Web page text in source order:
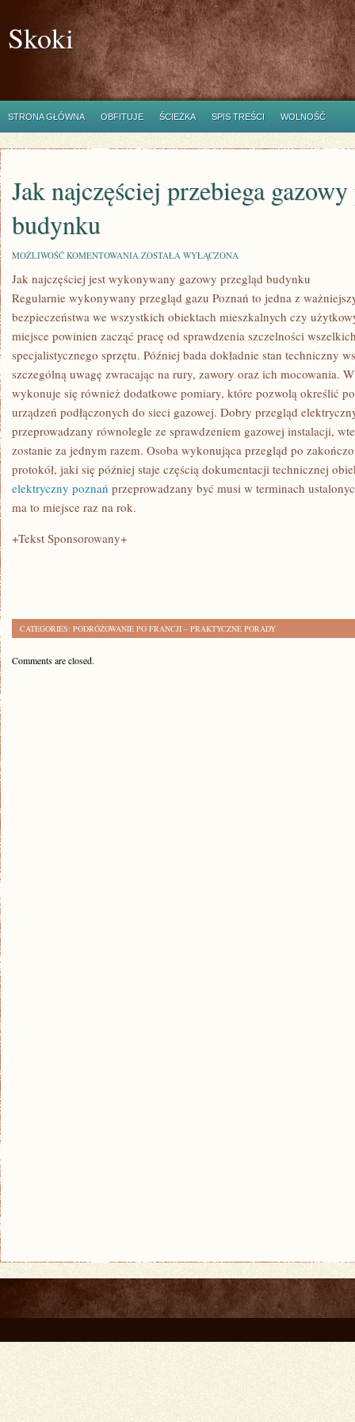
Skoki
STRONA GŁÓWNA OBFITUJE ŚCIEŻKA SPIS TREŚCI WOLNOŚĆ
Jak najczęściej przebiega
budynku
MOŻLIWOŚĆ KOMENTOWANIA JAK
PRZEBIEGA
GAZOWY
PRZEGLĄD
BUDYNKU
ZOSTAŁA WYŁĄCZONA
Jak najczęściej jest wykonywany gazowy przegląd budynku
Regularnie wykonywany przegląd gazu Poznań to jedna z
bezpieczeństwa we wszystkich obiektach mieszkalnych czy
miejsce powinien zacząć pracę od sprawdzenia szczelności
specjalistycznego sprzętu. Później bada dokładnie stan techniczny
szczególną uwagę zwracając na rury, zawory oraz ich mocowania.
wykonuje się również dodatkowe pomiary, które pozwolą określić
urządzeń podłączonych do sieci gazowej. Dobry przegląd
przeprowadzany równolegle ze sprawdzeniem gazowej instalacji,
zostanie za jednym razem. Osoba wykonująca przegląd po
protokół, jaki się później staje częścią dokumentacji technicznej
elektryczny poznań przeprowadzany być musi w terminach
ma to miejsce raz na rok.
+Tekst Sponsorowany+
CATEGORIES: PODRÓŻOWANIE PO FRANCJI – PRAKTYCZNE PORADY
Comments are closed.